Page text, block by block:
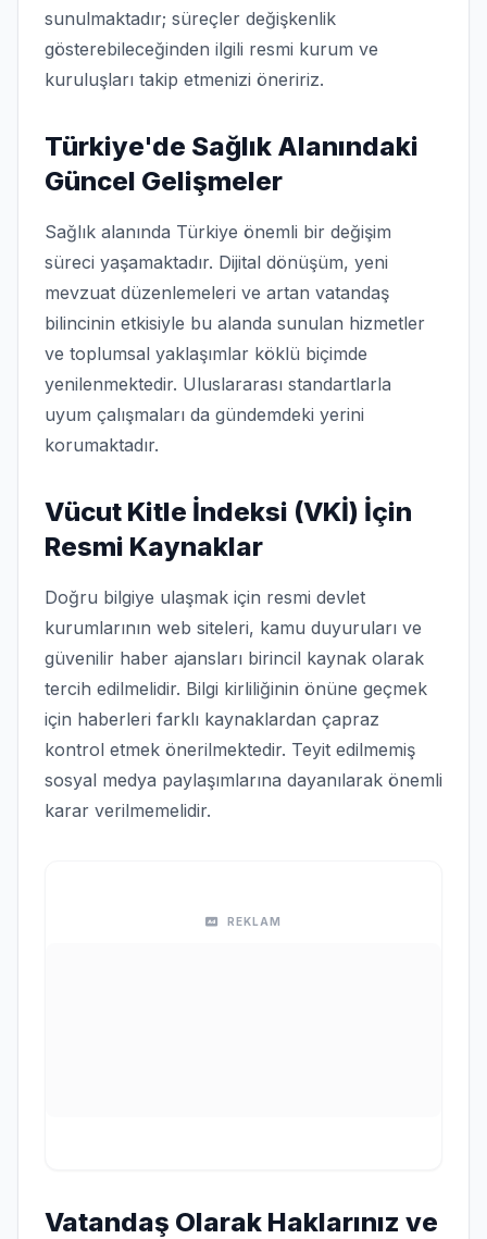
sunulmaktadır; süreçler değişkenlik
gösterebileceğinden ilgili resmi kurum ve
kuruluşları takip etmenizi öneririz.
Türkiye'de Sağlık Alanındaki
Güncel Gelişmeler
Sağlık alanında Türkiye önemli bir değişim
süreci yaşamaktadır. Dijital dönüşüm, yeni
mevzuat düzenlemeleri ve artan vatandaş
bilincinin etkisiyle bu alanda sunulan hizmetler
ve toplumsal yaklaşımlar köklü biçimde
yenilenmektedir. Uluslararası standartlarla
uyum çalışmaları da gündemdeki yerini
korumaktadır.
Vücut Kitle İndeksi (VKİ) İçin
Resmi Kaynaklar
Doğru bilgiye ulaşmak için resmi devlet
kurumlarının web siteleri, kamu duyuruları ve
güvenilir haber ajansları birincil kaynak olarak
tercih edilmelidir. Bilgi kirliliğinin önüne geçmek
için haberleri farklı kaynaklardan çapraz
kontrol etmek önerilmektedir. Teyit edilmemiş
sosyal medya paylaşımlarına dayanılarak önemli
karar verilmemelidir.
REKLAM
Vatandaş Olarak Haklarınız ve